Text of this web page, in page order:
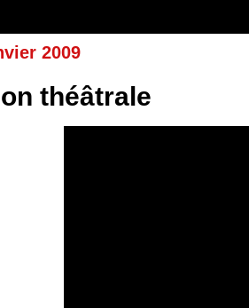
2009
théâtrale